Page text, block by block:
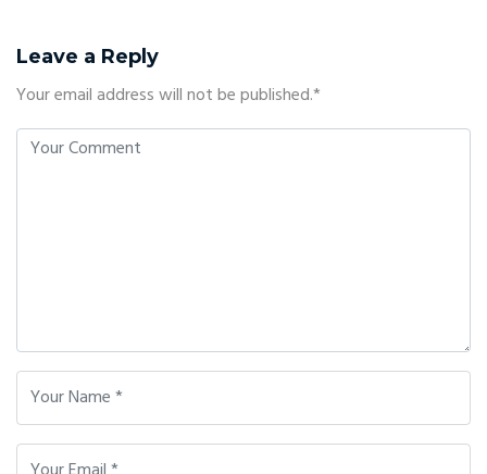
Leave a Reply
Your email address will not be published.*